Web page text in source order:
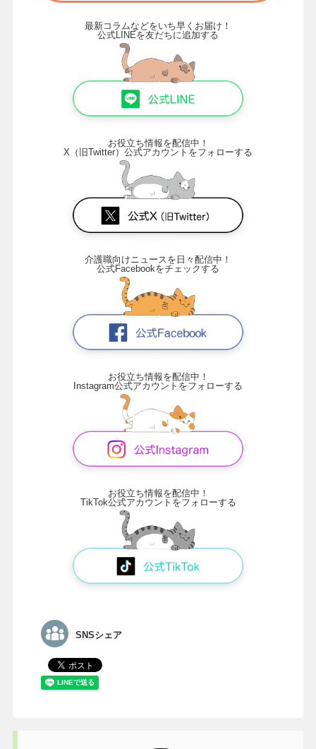
最新コラムなどをいち早くお届け！
公式LINEを友だちに追加する
お役立ち情報を配信中！
X（旧Twitter）公式アカウントをフォローする
介護職向けニュースを日々配信中！
公式Facebookをチェックする
お役立ち情報を配信中！
Instagram公式アカウントをフォローする
お役立ち情報を配信中！
TikTok公式アカウントをフォローする
SNSシェア